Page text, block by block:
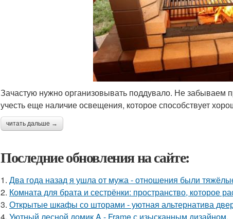
Зачастую нужно организовывать поддувало. Не забываем
учесть еще наличие освещения, которое способствует
читать дальше →
Последние обновления на сайте:
1. Два года назад я ушла от мужа - отношения были
2. Комната для брата и сестрёнки: пространство, которое
3. Открытые шкафы со шторами - уютная альтернатива